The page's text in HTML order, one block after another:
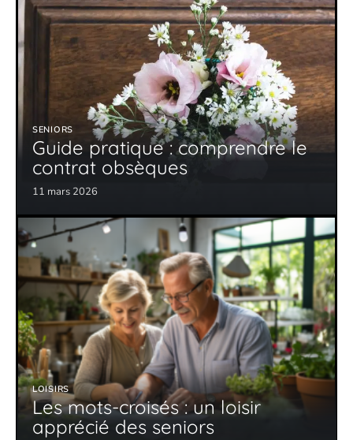
SENIORS
Guide pratique : comprendre le
contrat obsèques
11 mars 2026
LOISIRS
Les mots-croisés : un loisir
apprécié des seniors